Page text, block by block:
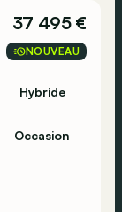
37 495 €
NOUVEAU
Hybride
Occasion